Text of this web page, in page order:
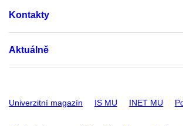
Kontakty
Aktuálně
Univerzitní magazín IS MU INET MU